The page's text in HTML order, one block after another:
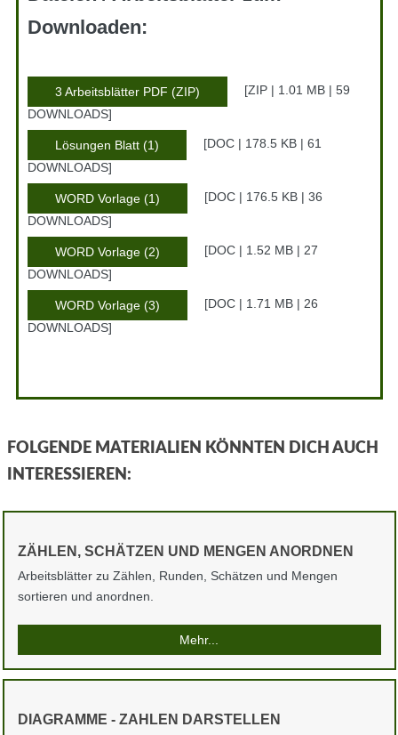
Downloaden:
3 Arbeitsblätter PDF (ZIP)
ZIP | 1.01 MB | 59
DOWNLOADS
Lösungen Blatt (1)
DOC | 178.5 KB | 61
DOWNLOADS
WORD Vorlage (1)
DOC | 176.5 KB | 36
DOWNLOADS
WORD Vorlage (2)
DOC | 1.52 MB | 27
DOWNLOADS
WORD Vorlage (3)
DOC | 1.71 MB | 26
DOWNLOADS
FOLGENDE MATERIALIEN KÖNNTEN DICH AUCH
INTERESSIEREN:
ZÄHLEN, SCHÄTZEN UND MENGEN ANORDNEN
Arbeitsblätter zu Zählen, Runden, Schätzen und Mengen
sortieren und anordnen.
Mehr...
DIAGRAMME - ZAHLEN DARSTELLEN